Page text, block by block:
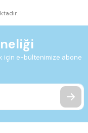
için e-bültenimize abone